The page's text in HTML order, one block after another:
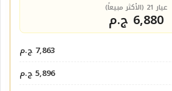
عيار 21 (الأكثر مبيعاً)
6,880 ج.م
7,863 ج.م
5,896 ج.م